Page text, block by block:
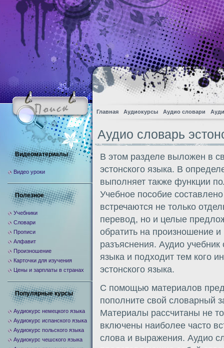
Главная Аудиокурсы Аудио словари
Аудио словарь
В этом разделе выложен в
эстонского языка. В
выполняет также функции
Учебное пособие
встречаются не только
перевод, но и целые
обратить на произношение
разъяснения. Аудио учебник
языка и подходит тем кого
эстонского языка.
С помощью материалов
пополните свой словарный
Материалы рассчитаны не
включены наиболее часто
слова и выражения. Аудио
Видеоматериалы
Видео уроки
Полезное
Учебники
Словари
Прописи
Алфавит
Произношение
Карточки для изучения
Цены и зарплаты в странах
Популярные курсы
Аудиокурс немецкого языка
Аудиокурс испанского языка
Аудиокурс польского языка
Аудиокурс чешского языка